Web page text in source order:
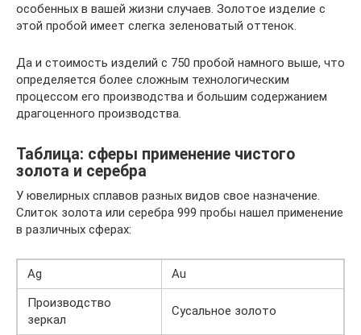
особенных в вашей жизни случаев. Золотое изделие с
этой пробой имеет слегка зеленоватый оттенок.
Да и стоимость изделий с 750 пробой намного выше, что
определяется более сложным технологическим
процессом его производства и большим содержанием
драгоценного производства.
Таблица: сферы применение чистого
золота и серебра
У ювелирных сплавов разных видов свое назначение.
Слиток золота или серебра 999 пробы нашел применение
в различных сферах:
Ag
Au
Производство
зеркал
Сусальное золото